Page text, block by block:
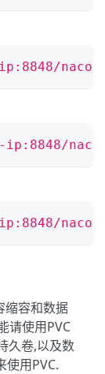
nacos/
nacos/
缩容和数据
请使用PVC
久卷,以及数
使用PVC.